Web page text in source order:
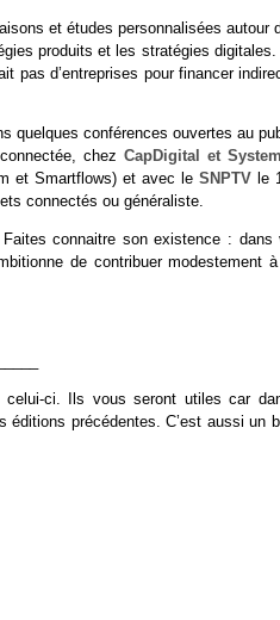
et études personnalisées autour
produits et les stratégies
pas d’entreprises pour financer
quelques conférences ouvertes au
chezCapDigital et
et Smartflows) et avec leSNPTV le
connectés ou généraliste.
connaitre son existence : dans
de contribuer modestement
ci. Ils vous seront utiles car
précédentes. C’est aussi un